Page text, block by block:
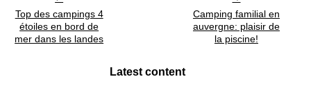
Top des campings 4
étoiles en bord de
mer dans les landes
Camping familial en
auvergne: plaisir de
la piscine!
Latest content